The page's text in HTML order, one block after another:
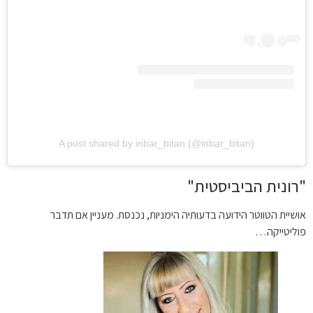
A post shared by inbar_bitan (@inbar_bitan)
"רונית הביביסטית"
אושיית הטווטר הידועה בדעותיה הימניות, נכנסת. מעניין אם תדבר
פוליטייקה…